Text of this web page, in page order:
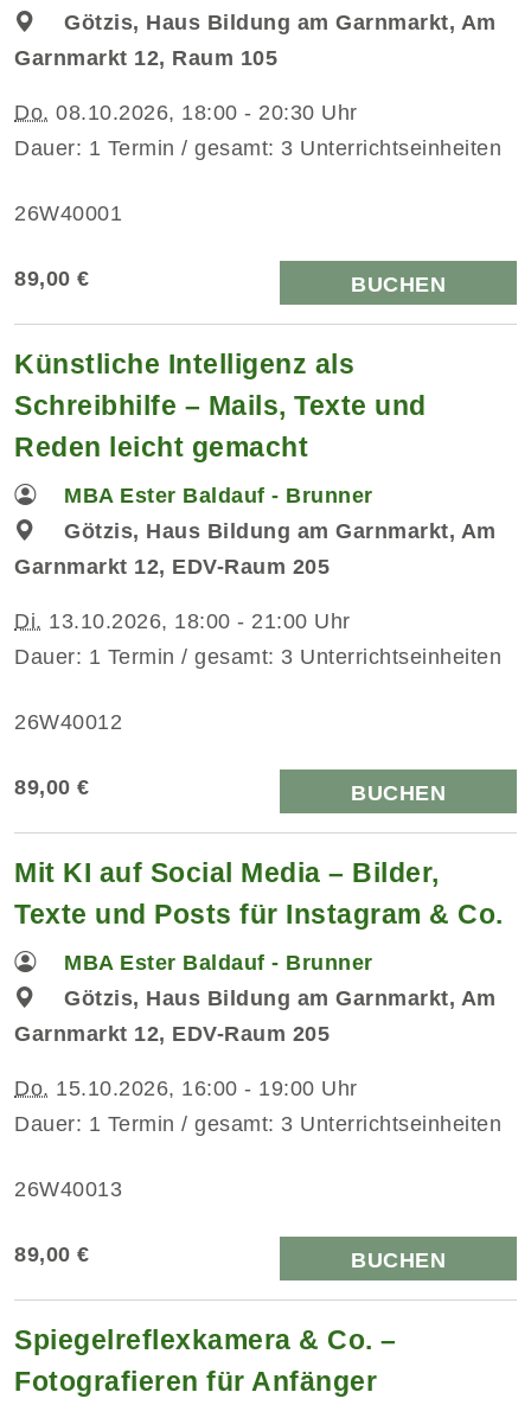
Götzis, Haus Bildung am Garnmarkt, Am
Garnmarkt 12, Raum 105
Do. 08.10.2026, 18:00 - 20:30 Uhr
Dauer: 1 Termin / gesamt: 3 Unterrichtseinheiten
26W40001
89,00 € BUCHEN
Künstliche Intelligenz als
Schreibhilfe – Mails, Texte und
Reden leicht gemacht
MBA Ester Baldauf - Brunner
Götzis, Haus Bildung am Garnmarkt, Am
Garnmarkt 12, EDV-Raum 205
Di. 13.10.2026, 18:00 - 21:00 Uhr
Dauer: 1 Termin / gesamt: 3 Unterrichtseinheiten
26W40012
89,00 € BUCHEN
Mit KI auf Social Media – Bilder,
Texte und Posts für Instagram & Co.
MBA Ester Baldauf - Brunner
Götzis, Haus Bildung am Garnmarkt, Am
Garnmarkt 12, EDV-Raum 205
Do. 15.10.2026, 16:00 - 19:00 Uhr
Dauer: 1 Termin / gesamt: 3 Unterrichtseinheiten
26W40013
89,00 € BUCHEN
Spiegelreflexkamera & Co. –
Fotografieren für Anfänger